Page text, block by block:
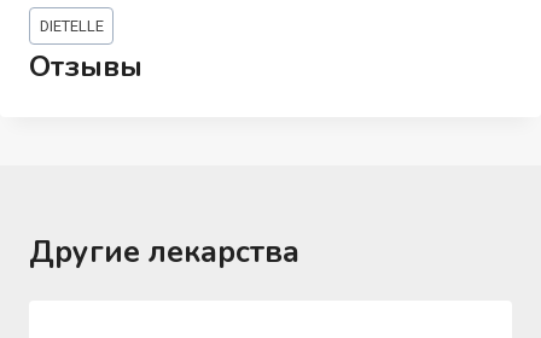
Метки
записи:
DIETELLE
Отзывы
Другие лекарства